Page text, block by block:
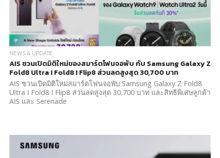
NEWS & UPDATE
AIS ชวนเปิดมิติใหม่ของสมาร์ตโฟนจอพับ กับ Samsung Galaxy Z
Fold8 Ultra I Fold8 I Flip8 ส่วนลดสูงสุด 30,700 บาท
AIS ชวนเปิดมิติใหม่สมาร์ตโฟนจอพับ Samsung Galaxy Z Fold8
Ultra I Fold8 I Flip8 ส่วนลดสูงสุด 30,700 บาท และสิทธิพิเศษลูกค้า
AIS และ Serenade